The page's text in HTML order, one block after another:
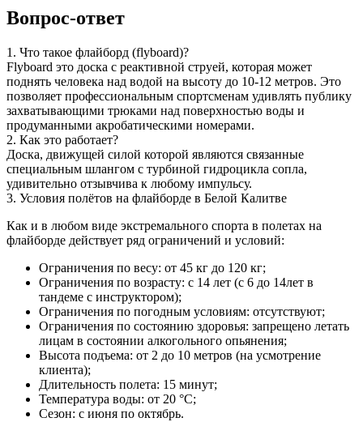
Вопрос-ответ
1. Что такое флайборд (flyboard)?
Flyboard это доска с реактивной струей, которая может
поднять человека над водой на высоту до 10-12 метров. Это
позволяет профессиональным спортсменам удивлять публику
захватывающими трюками над поверхностью воды и
продуманными акробатическими номерами.
2. Как это работает?
Доска, движущей силой которой являются связанные
специальным шлангом с турбиной гидроцикла сопла,
удивительно отзывчива к любому импульсу.
3. Условия полётов на флайборде в Белой Калитве
Как и в любом виде экстремального спорта в полетах на
флайборде действует ряд ограничений и условий:
Ограничения по весу: от 45 кг до 120 кг;
Ограничения по возрасту: с 14 лет (с 6 до 14лет в
тандеме с инструктором);
Ограничения по погодным условиям: отсутствуют;
Ограничения по состоянию здоровья: запрещено летать
лицам в состоянии алкогольного опьянения;
Высота подъема: от 2 до 10 метров (на усмотрение
клиента);
Длительность полета: 15 минут;
Температура воды: от 20 °С;
Сезон: с июня по октябрь.